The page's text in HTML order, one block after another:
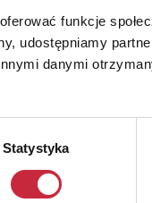
funkcje
udostępniamy
danymi
Statystyka